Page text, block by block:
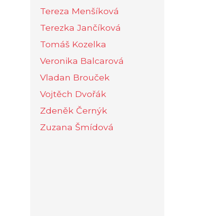
Tereza Menšíková
Terezka Jančíková
Tomáš Kozelka
Veronika Balcarová
Vladan Brouček
Vojtěch Dvořák
Zdeněk Černýk
Zuzana Šmídová